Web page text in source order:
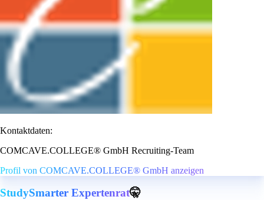
Kontaktdaten:
COMCAVE.COLLEGE® GmbH Recruiting-Team
Profil von COMCAVE.COLLEGE® GmbH anzeigen
StudySmarter Expertenrat🤫